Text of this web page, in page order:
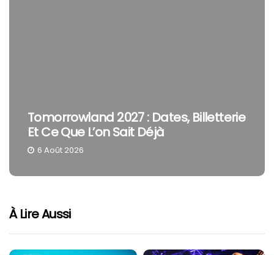
Tomorrowland 2027 : Dates, Billetterie
Et Ce Que L’on Sait Déjà
6 Août 2026
À Lire Aussi